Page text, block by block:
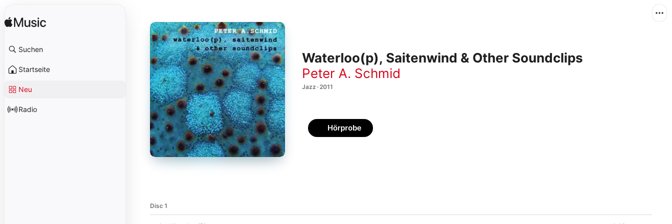
Suchen
Startseite
Neu
Radio
Waterloo(p), Saitenwind & Other Soundclips
Peter A. Schmid
Jazz · 2011
Hörprobe
Disc 1